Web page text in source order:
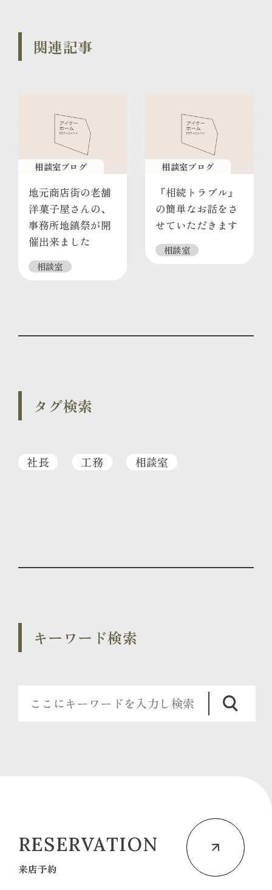
関連記事
相談室ブログ
地元商店街の老舗
洋菓子屋さんの、
事務所地鎮祭が開
催出来ました
相談室
相談室ブログ
『相続トラブル』
の簡単なお話をさ
せていただきます
相談室
タグ検索
社長 工務 相談室
キーワード検索
RESERVATION
来店予約